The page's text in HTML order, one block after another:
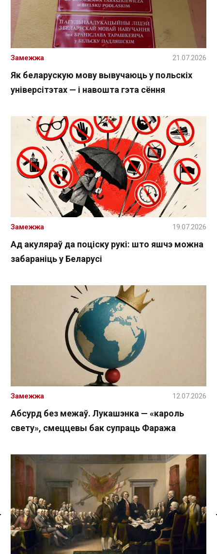
Спасылка без VPN
Як беларускую мову вывучаюць у польскіх
універсітэтах — і навошта гэта сёння
Замежжа 21.07.2026
Ад акуляраў да поціску рукі: што яшчэ можна
забараніць у Беларусі
Замежжа 19.07.2026
Абсурд без межаў. Лукашэнка — «кароль
свету», смеццевы бак супраць Фаража
Замежжа 12.07.2026